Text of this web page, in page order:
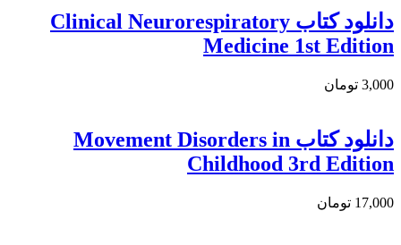
دانلود کتاب Clinical Neurorespiratory
Medicine 1st Edition
3,000 تومان
دانلود كتاب Movement Disorders in
Childhood 3rd Edition
17,000 تومان